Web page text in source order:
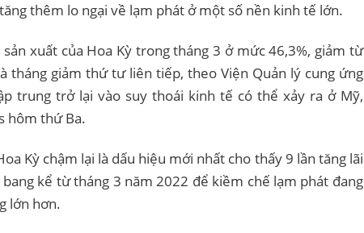
thêm lo ngại về lạm phát ở một số nền kinh tế lớn.
xuất của Hoa Kỳ trong tháng 3 ở mức 46,3%, giảm từ
tháng giảm thứ tư liên tiếp, theo Viện Quản lý cung ứng
trung trở lại vào suy thoái kinh tế có thể xảy ra ở Mỹ,
hôm thứ Ba.
Kỳ chậm lại là dấu hiệu mới nhất cho thấy 9 lần tăng lãi
kể từ tháng 3 năm 2022 để kiềm chế lạm phát đang
lớn hơn.